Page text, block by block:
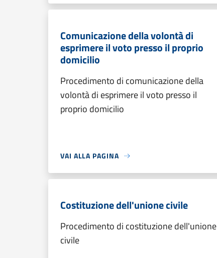
Comunicazione della volontà di
esprimere il voto presso il proprio
domicilio
Procedimento di comunicazione della
volontà di esprimere il voto presso il
proprio domicilio
VAI ALLA PAGINA
Costituzione dell'unione civile
Procedimento di costituzione dell'unione
civile